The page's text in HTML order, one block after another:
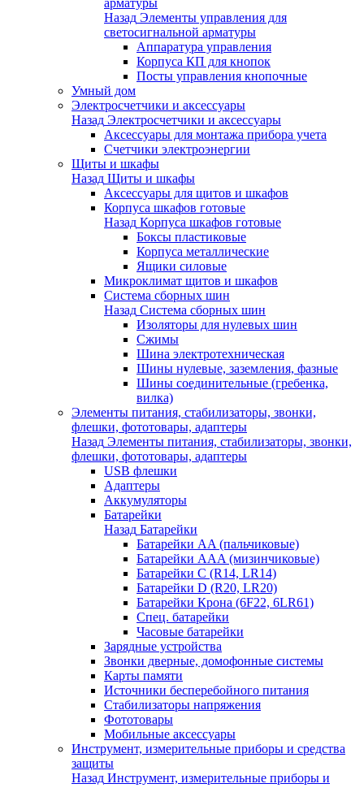
арматуры
Назад Элементы управления для
светосигнальной арматуры
Аппаратура управления
Корпуса КП для кнопок
Посты управления кнопочные
Умный дом
Электросчетчики и аксессуары
Назад Электросчетчики и аксессуары
Аксессуары для монтажа прибора учета
Счетчики электроэнергии
Щиты и шкафы
Назад Щиты и шкафы
Аксессуары для щитов и шкафов
Корпуса шкафов готовые
Назад Корпуса шкафов готовые
Боксы пластиковые
Корпуса металлические
Ящики силовые
Микроклимат щитов и шкафов
Система сборных шин
Назад Система сборных шин
Изоляторы для нулевых шин
Сжимы
Шина электротехническая
Шины нулевые, заземления, фазные
Шины соединительные (гребенка,
вилка)
Элементы питания, стабилизаторы, звонки,
флешки, фототовары, адаптеры
Назад Элементы питания, стабилизаторы, звонки,
флешки, фототовары, адаптеры
USB флешки
Адаптеры
Аккумуляторы
Батарейки
Назад Батарейки
Батарейки AA (пальчиковые)
Батарейки AAA (мизинчиковые)
Батарейки C (R14, LR14)
Батарейки D (R20, LR20)
Батарейки Крона (6F22, 6LR61)
Спец. батарейки
Часовые батарейки
Зарядные устройства
Звонки дверные, домофонные системы
Карты памяти
Источники бесперебойного питания
Стабилизаторы напряжения
Фототовары
Мобильные аксессуары
Инструмент, измерительные приборы и средства
защиты
Назад Инструмент, измерительные приборы и